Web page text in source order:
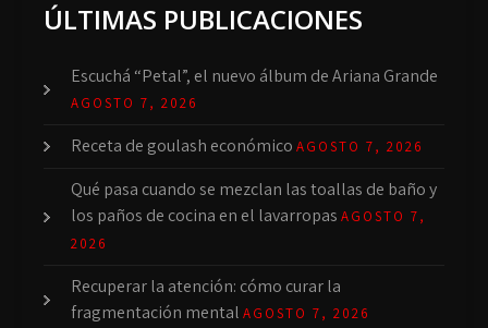
ÚLTIMAS PUBLICACIONES
Escuchá “Petal”, el nuevo álbum de Ariana Grande
AGOSTO 7, 2026
Receta de goulash económico AGOSTO 7, 2026
Qué pasa cuando se mezclan las toallas de baño y
los paños de cocina en el lavarropas AGOSTO 7,
2026
Recuperar la atención: cómo curar la
fragmentación mental AGOSTO 7, 2026